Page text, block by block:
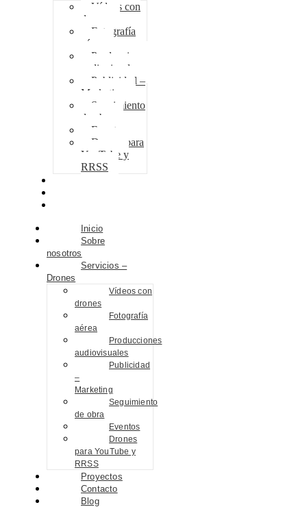
Vídeos con
drones
Fotografía
aérea
Producciones
audiovisuales
Publicidad –
Marketing
Seguimiento
de obra
Eventos
Drones para
YouTube y
RRSS
Inicio
Sobre
nosotros
Servicios –
Drones
Vídeos con
drones
Fotografía
aérea
Producciones
audiovisuales
Publicidad
–
Marketing
Seguimiento
de obra
Eventos
Drones
para YouTube y
RRSS
Proyectos
Contacto
Blog